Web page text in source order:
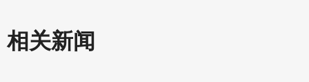
相关新闻